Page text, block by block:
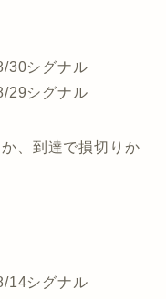
30シグナル
29シグナル
、到達で損切りか
14シグナル